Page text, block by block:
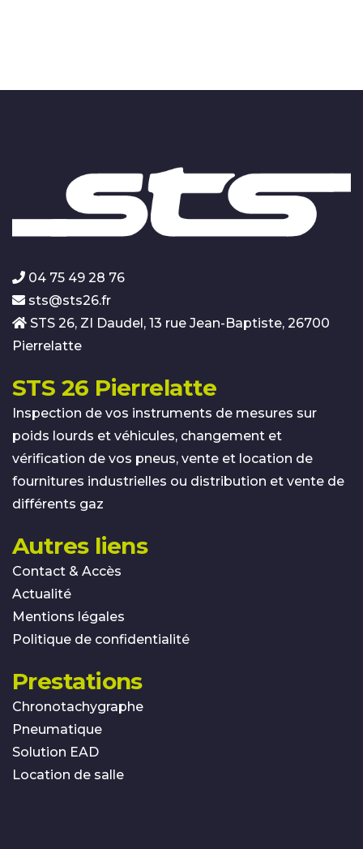
04 75 49 28 76
sts@sts26.fr
STS 26, ZI Daudel, 13 rue Jean-Baptiste, 26700
Pierrelatte
STS 26 Pierrelatte
Inspection de vos instruments de mesures sur
poids lourds et véhicules, changement et
vérification de vos pneus, vente et location de
fournitures industrielles ou distribution et vente de
différents gaz
Autres liens
Contact & Accès
Actualité
Mentions légales
Politique de confidentialité
Prestations
Chronotachygraphe
Pneumatique
Solution EAD
Location de salle